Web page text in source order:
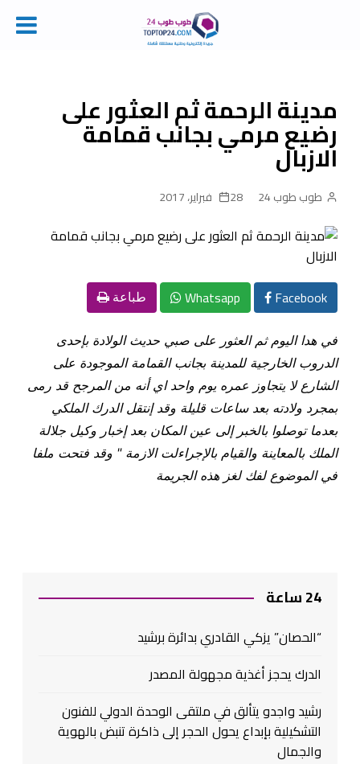
مدينة الرحمة ثم العثور على
رضيع مرمي بجانب قمامة
الازبال
طوب طوب 24 28 فبراير، 2017
Facebook
Whatsapp طباعة
في هدا اليوم ثم العثور على صبي حديث الولادة بإحدى
الدروب الخارجية للمدينة بجانب القمامة الموجودة على
الشارع لا يتجاوز عمره يوم واحد اي أنه من المرجح قد رمى
بمجرد ولادته بعد ساعات قليلة وقد إنتقل الدرك الملكي
بعدما توصلوا بالخبر إلى عين المكان بعد إخبار وكيل جلالة
الملك بالمعاينة والقيام بالإجراءلت الازمة " وقد فتحت ملفا
في الموضوع لفك لغز هذه الجريمة
24 ساعة
“الحصان” يزكي القادري بدائرة برشيد
الدرك يحجز أغذية مجهولة المصدر
رشيد واجدو يتألق في ملتقى الوحدة الدولي للفنون
التشكيلية بإبداع يحول الحجر إلى ذاكرة تنبض بالهوية
والجمال